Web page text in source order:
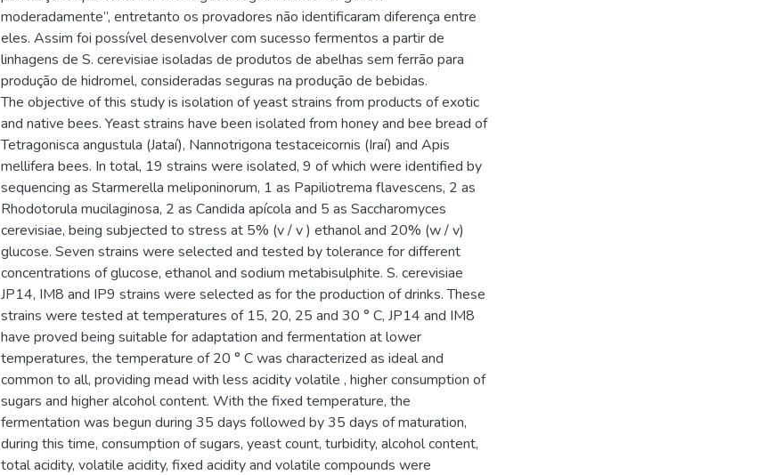
moderadamente”, entretanto os provadores não identificaram diferença entre
eles. Assim foi possível desenvolver com sucesso fermentos a partir de
linhagens de S. cerevisiae isoladas de produtos de abelhas sem ferrão para
produção de hidromel, consideradas seguras na produção de bebidas.
The objective of this study is isolation of yeast strains from products of exotic
and native bees. Yeast strains have been isolated from honey and bee bread of
Tetragonisca angustula (Jataí), Nannotrigona testaceicornis (Iraí) and Apis
mellifera bees. In total, 19 strains were isolated, 9 of which were identified by
sequencing as Starmerella meliponinorum, 1 as Papiliotrema flavescens, 2 as
Rhodotorula mucilaginosa, 2 as Candida apícola and 5 as Saccharomyces
cerevisiae, being subjected to stress at 5% (v / v ) ethanol and 20% (w / v)
glucose. Seven strains were selected and tested by tolerance for different
concentrations of glucose, ethanol and sodium metabisulphite. S. cerevisiae
JP14, IM8 and IP9 strains were selected as for the production of drinks. These
strains were tested at temperatures of 15, 20, 25 and 30 ° C, JP14 and IM8
have proved being suitable for adaptation and fermentation at lower
temperatures, the temperature of 20 ° C was characterized as ideal and
common to all, providing mead with less acidity volatile , higher consumption of
sugars and higher alcohol content. With the fixed temperature, the
fermentation was begun during 35 days followed by 35 days of maturation,
during this time, consumption of sugars, yeast count, turbidity, alcohol content,
total acidity, volatile acidity, fixed acidity and volatile compounds were